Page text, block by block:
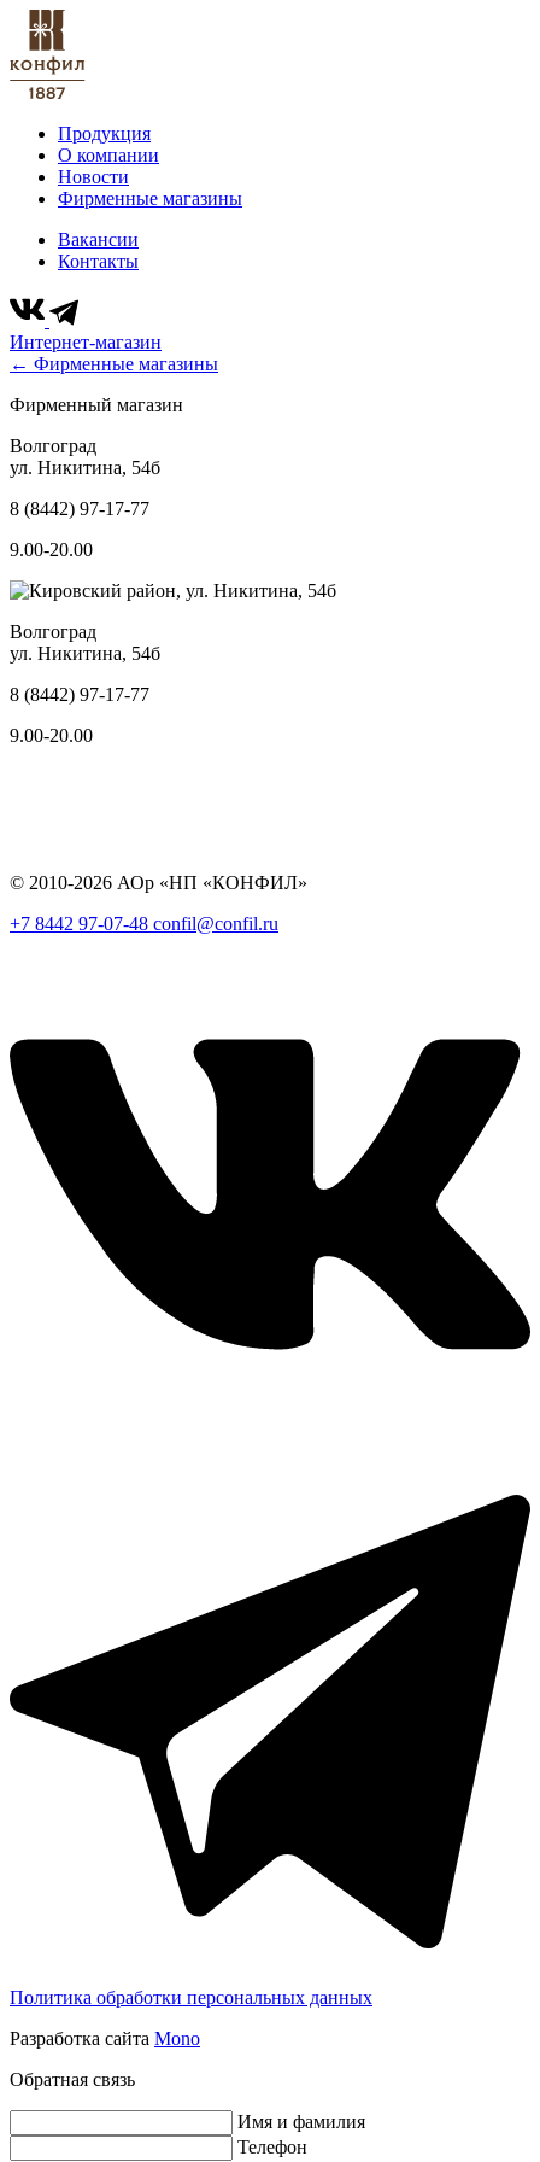
Продукция
О компании
Новости
Фирменные магазины
Вакансии
Контакты
Интернет-магазин
← Фирменные магазины
Фирменный магазин
Волгоград
ул. Никитина, 54б
8 (8442) 97-17-77
9.00-20.00
Волгоград
ул. Никитина, 54б
8 (8442) 97-17-77
9.00-20.00
© 2010-2026 АОр «НП «КОНФИЛ»
+7 8442 97-07-48 confil@confil.ru
Политика обработки персональных данных
Разработка сайта Mono
Обратная связь
Имя и фамилия
Телефон